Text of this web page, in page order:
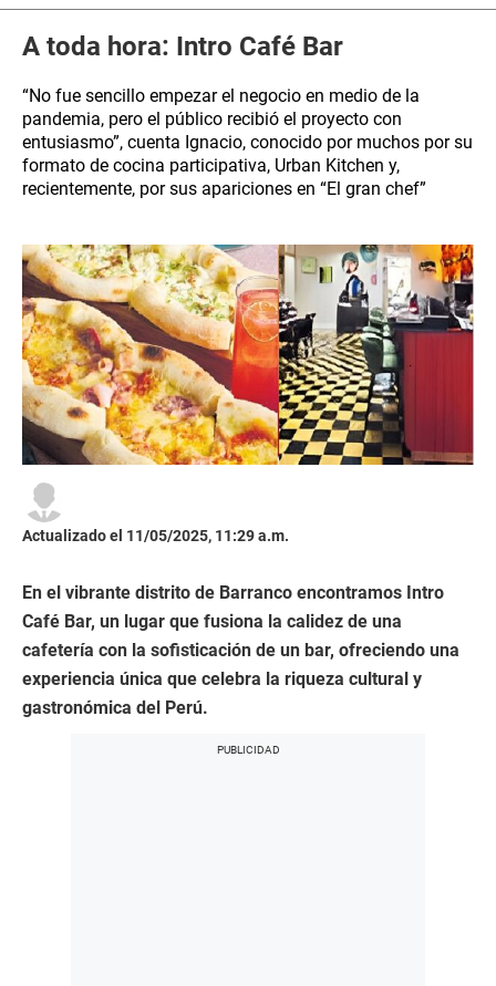
A toda hora: Intro Café Bar
“No fue sencillo empezar el negocio en medio de la
pandemia, pero el público recibió el proyecto con
entusiasmo”, cuenta Ignacio, conocido por muchos por su
formato de cocina participativa, Urban Kitchen y,
recientemente, por sus apariciones en “El gran chef”
Actualizado el 11/05/2025, 11:29 a.m.
En el vibrante distrito de Barranco encontramos Intro
Café Bar, un lugar que fusiona la calidez de una
cafetería con la sofisticación de un bar, ofreciendo una
experiencia única que celebra la riqueza cultural y
gastronómica del Perú.